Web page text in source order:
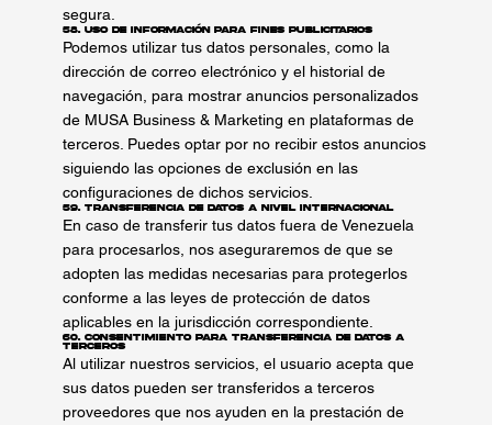
segura.
58. Uso de Información para Fines Publicitarios
Podemos utilizar tus datos personales, como la
dirección de correo electrónico y el historial de
navegación, para mostrar anuncios personalizados
de MUSA Business & Marketing en plataformas de
terceros. Puedes optar por no recibir estos anuncios
siguiendo las opciones de exclusión en las
configuraciones de dichos servicios.
59. Transferencia de Datos a Nivel Internacional
En caso de transferir tus datos fuera de Venezuela
para procesarlos, nos aseguraremos de que se
adopten las medidas necesarias para protegerlos
conforme a las leyes de protección de datos
aplicables en la jurisdicción correspondiente.
60. Consentimiento para Transferencia de Datos a
Terceros
Al utilizar nuestros servicios, el usuario acepta que
sus datos pueden ser transferidos a terceros
proveedores que nos ayuden en la prestación de